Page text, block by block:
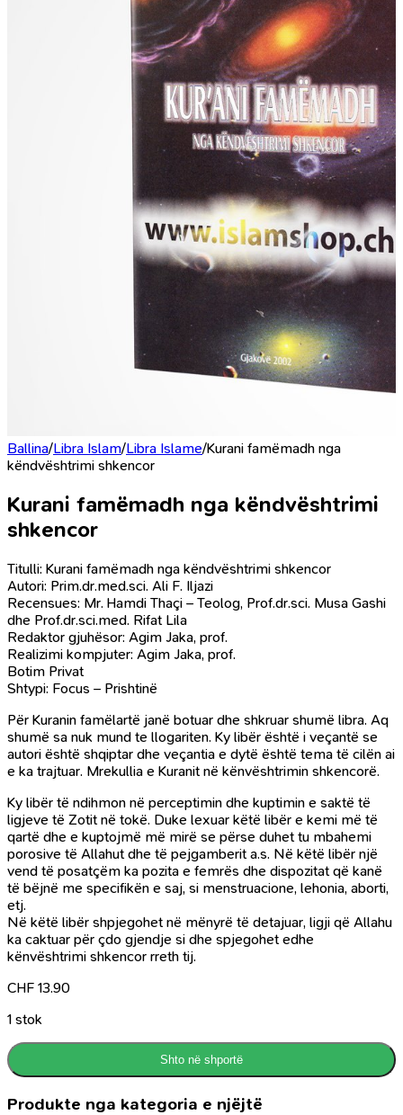
Ballina/Libra Islam/Libra Islame/Kurani famëmadh nga
këndvështrimi shkencor
Kurani famëmadh nga këndvështrimi
shkencor
Titulli: Kurani famëmadh nga këndvështrimi shkencor
Autori: Prim.dr.med.sci. Ali F. Iljazi
Recensues: Mr. Hamdi Thaçi – Teolog, Prof.dr.sci. Musa Gashi
dhe Prof.dr.sci.med. Rifat Lila
Redaktor gjuhësor: Agim Jaka, prof.
Realizimi kompjuter: Agim Jaka, prof.
Botim Privat
Shtypi: Focus – Prishtinë
Për Kuranin famëlartë janë botuar dhe shkruar shumë libra. Aq
shumë sa nuk mund te llogariten. Ky libër është i veçantë se
autori është shqiptar dhe veçantia e dytë është tema të cilën ai
e ka trajtuar. Mrekullia e Kuranit në kënvështrimin shkencorë.
Ky libër të ndihmon në perceptimin dhe kuptimin e saktë të
ligjeve të Zotit në tokë. Duke lexuar këtë libër e kemi më të
qartë dhe e kuptojmë më mirë se përse duhet tu mbahemi
porosive të Allahut dhe të pejgamberit a.s. Në këtë libër një
vend të posatçëm ka pozita e femrës dhe dispozitat që kanë
të bëjnë me specifikën e saj, si menstruacione, lehonia, aborti,
etj.
Në këtë libër shpjegohet në mënyrë të detajuar, ligji që Allahu
ka caktuar për çdo gjendje si dhe spjegohet edhe
kënvështrimi shkencor rreth tij.
CHF 13.90
1 stok
Shto në shportë
Produkte nga kategoria e njëjtë